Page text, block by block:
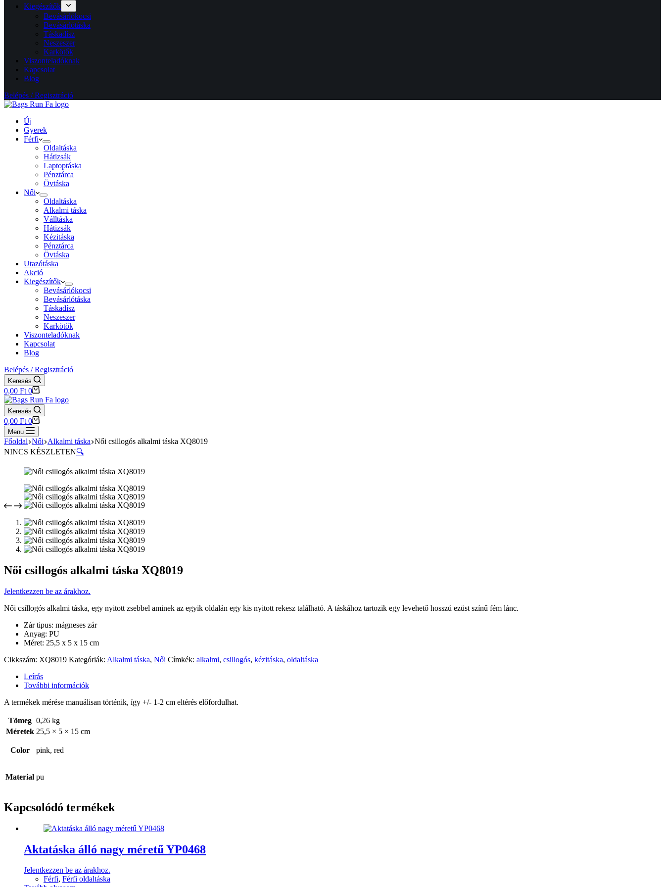
Kiegészítők
Bevásárlókocsi
Bevásárlótáska
Táskadísz
Neszeszer
Karkötők
Viszonteladóknak
Kapcsolat
Blog
Belépés / Regisztráció
Új
Gyerek
Férfi
Oldaltáska
Hátizsák
Laptoptáska
Pénztárca
Övtáska
Női
Oldaltáska
Alkalmi táska
Válltáska
Hátizsák
Kézitáska
Pénztárca
Övtáska
Utazótáska
Akció
Kiegészítők
Bevásárlókocsi
Bevásárlótáska
Táskadísz
Neszeszer
Karkötők
Viszonteladóknak
Kapcsolat
Blog
Belépés / Regisztráció
Keresés
Shopping
cart
0,00 Ft 0
Keresés
Shopping
cart
0,00 Ft 0
Menu
Főoldal Női Alkalmi táska Női csillogós alkalmi táska XQ8019
NINCS KÉSZLETEN🔍
Női csillogós alkalmi táska XQ8019
Jelentkezzen be az árakhoz.
Női csillogós alkalmi táska, egy nyitott zsebbel aminek az egyik oldalán egy kis nyitott rekesz található. A táskához tartozik egy levehető hosszú ezüst színű fém lánc.
Zár tipus: mágneses zár
Anyag: PU
Méret: 25,5 x 5 x 15 cm
Cikkszám: XQ8019 Kategóriák: Alkalmi táska, Női Címkék: alkalmi, csillogós, kézitáska, oldaltáska
Leírás
További információk
A termékek mérése manuálisan történik, így +/- 1-2 cm eltérés előfordulhat.
Tömeg 0,26 kg
Méretek 25,5 × 5 × 15 cm
Color pink, red
Material pu
Kapcsolódó termékek
Aktatáska álló nagy méretű YP0468
Jelentkezzen be az árakhoz.
Férfi, Férfi oldaltáska